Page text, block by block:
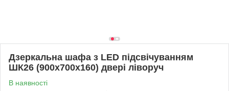
Дзеркальна шафа з LED підсвічуванням
ШК26 (900х700х160) двері ліворуч
В наявності